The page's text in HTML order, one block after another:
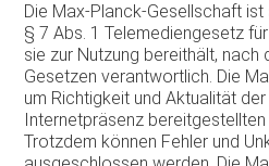
Die Max-Planck-Gesellschaft
§ 7 Abs. 1 Telemediengesetz
sie zur Nutzung bereithält, nach
Gesetzen verantwortlich. Die
um Richtigkeit und Aktualität
Internetpräsenz
Trotzdem können Fehler und